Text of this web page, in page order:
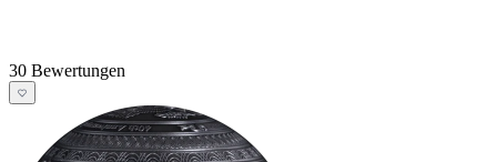
30 Bewertungen